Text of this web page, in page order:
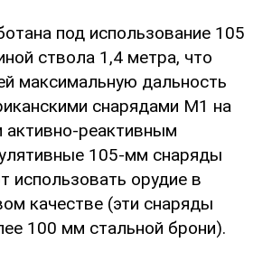
под использование 105
ствола 1,4 метра, что
максимальную дальность
снарядами М1 на
активно-реактивным
105-мм снаряды
использовать орудие в
качестве (эти снаряды
100 мм стальной брони).